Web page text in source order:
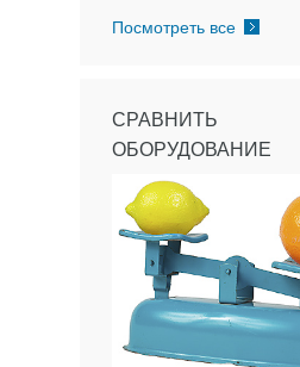
Посмотреть все
СРАВНИТЬ
ОБОРУДОВАНИЕ